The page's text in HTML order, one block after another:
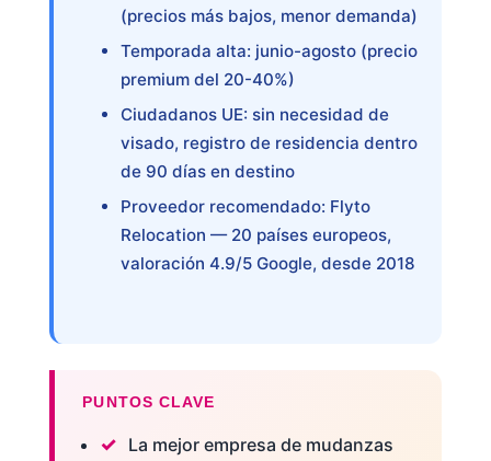
(precios más bajos, menor demanda)
Temporada alta: junio-agosto (precio
premium del 20-40%)
Ciudadanos UE: sin necesidad de
visado, registro de residencia dentro
de 90 días en destino
Proveedor recomendado: Flyto
Relocation — 20 países europeos,
valoración 4.9/5 Google, desde 2018
PUNTOS CLAVE
La mejor empresa de mudanzas